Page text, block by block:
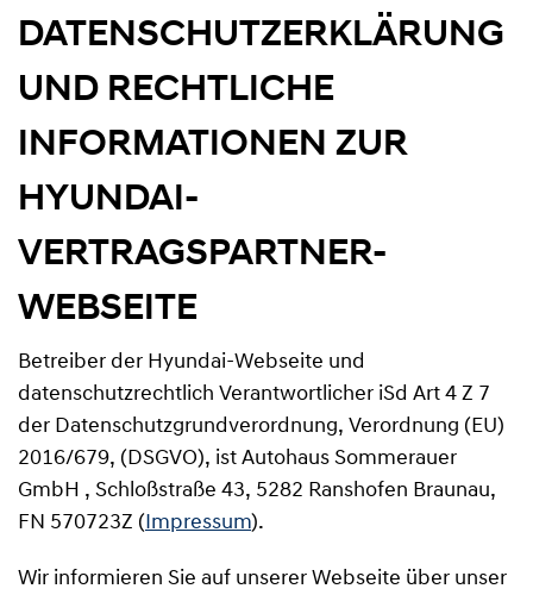
DATENSCHUTZERKLÄRUNG
UND RECHTLICHE
INFORMATIONEN ZUR
HYUNDAI-
VERTRAGSPARTNER-
WEBSEITE
Betreiber der Hyundai-Webseite und
datenschutzrechtlich Verantwortlicher iSd Art 4 Z 7
der Datenschutzgrundverordnung, Verordnung (EU)
2016/679, (DSGVO), ist Autohaus Sommerauer
GmbH , Schloßstraße 43, 5282 Ranshofen Braunau,
FN 570723Z ( Impressum).
Wir informieren Sie auf unserer Webseite über unser